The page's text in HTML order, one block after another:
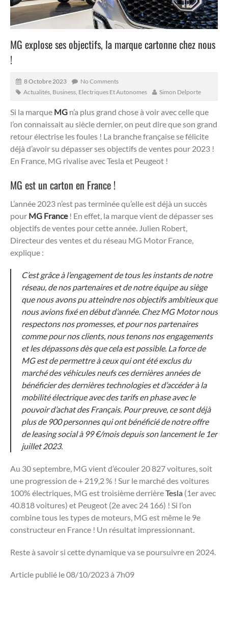
MG explose ses objectifs, la marque cartonne chez nous
!
8 Octobre 2023
No Comments
Actualités Business Electriques Et Autonomes Simon Delporte
Si la marque MG n’a plus grand chose à voir avec celle que
l’on connaissait au siècle dernier, on peut dire que son grand
retour électrise les foules ! La branche française se félicite
déjà d’avoir su dépasser ses objectifs de ventes pour 2023 !
En France, MG rivalise avec Tesla et Peugeot !
MG est un carton en France !
L’année 2023 n’est pas terminée qu’elle est déjà un succès
pour MG France! En effet, la marque vient de dépasser ses
objectifs de ventes pour cette année. Julien Robert,
Directeur des ventes et du réseau MG Motor France,
explique :
C’est grâce à l’engagement de tous les instants de notre
réseau, de nos partenaires et de notre équipe au siège
que nous avons pu atteindre nos objectifs ambitieux que
nous avions fixé en début d’année. Chez MG Motor nous
respectons nos promesses, et pour nos partenaires
comme pour nos clients, nous tenons nos engagements
et les dépassons dès que cela est possible. La force de
MG est de permettre à ceux qui ont été exclus du
marché des véhicules neufs ces dernières années de
bénéficier des dernières technologies et d’accéder à la
mobilité électrique avec des tarifs en phase avec le
pouvoir d’achat des Français. Pour preuve, ce sont déjà
plus de 900 personnes qui ont bénéficié de notre offre
de leasing social à 99 €/mois depuis son lancement le 1er
juillet 2023.
Au 30 septembre, MG vient d’écouler 20 827 voitures, soit
une progression de + 219,2 % ! Sur le marché des voitures
100% électriques, MG est troisième derrièreTesla (1er avec
40.818 voitures) et Peugeot (2e avec 24 166) ! Si l’on
combine tous les types de moteurs, MG est même le 9e
constructeur en France ! Un résultat impressionnant.
Reste à savoir si cette dynamique va se poursuivre en 2024.
Article publié le 08/10/2023 à 7h09